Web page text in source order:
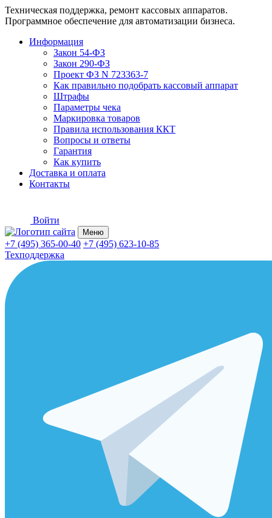
Техническая поддержка, ремонт кассовых аппаратов.
Программное обеспечение для автоматизации бизнеса.
Информация
Закон 54-ФЗ
Закон 290-ФЗ
Проект ФЗ N 723363-7
Как правильно подобрать кассовый аппарат
Штрафы
Параметры чека
Маркировка товаров
Правила использования ККТ
Вопросы и ответы
Гарантия
Как купить
Доставка и оплата
Контакты
Войти
Меню
+7 (495) 365-00-40 +7 (495) 623-10-85
Техподдержка